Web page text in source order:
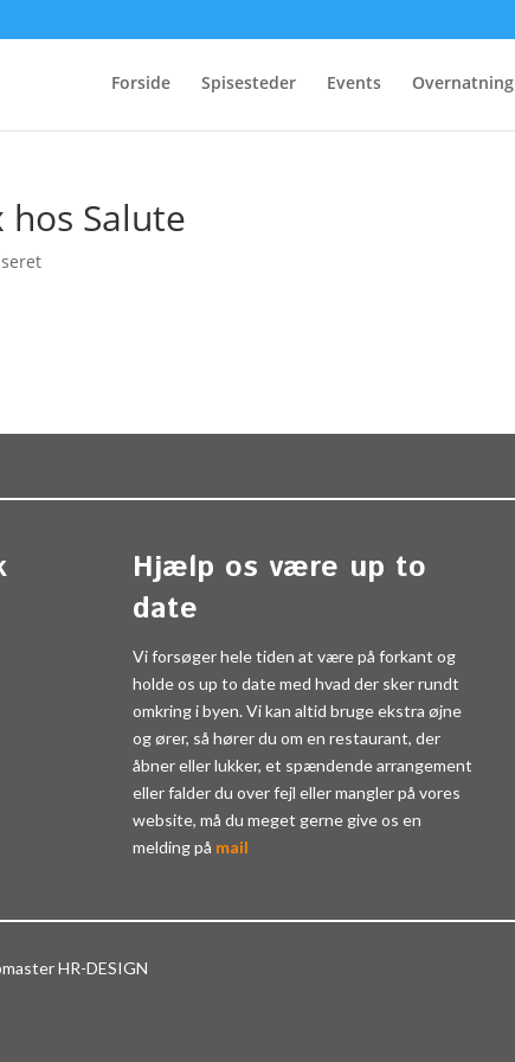
Forside Spisesteder Events Overnatning
Salute
Hjælp os være up to
date
Vi forsøger hele tiden at være på forkant og
holde os up to date med hvad der sker rundt
omkring i byen. Vi kan altid bruge ekstra øjne
og ører, så hører du om en restaurant, der
åbner eller lukker, et spændende arrangement
eller falder du over fejl eller mangler på vores
website, må du meget gerne give os en
melding på mail
HR-DESIGN